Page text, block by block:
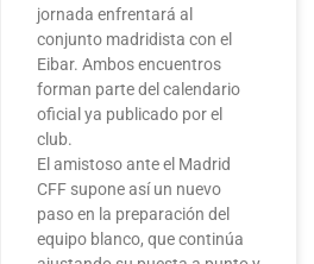
jornada enfrentará al
conjunto madridista con el
Eibar. Ambos encuentros
forman parte del calendario
oficial ya publicado por el
club.
El amistoso ante el Madrid
CFF supone así un nuevo
paso en la preparación del
equipo blanco, que continúa